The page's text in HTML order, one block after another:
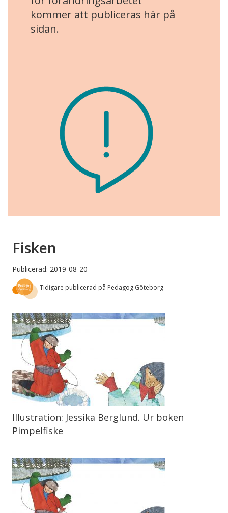
kommer att publiceras här på
sidan.
Fisken
Publicerad: 2019-08-20
Tidigare publicerad på Pedagog Göteborg
Illustration: Jessika Berglund. Ur boken
Pimpelfiske